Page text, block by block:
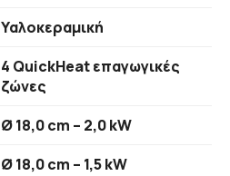
Υαλοκεραμική
4 QuickHeat επαγωγικές
ζώνες
Ø 18,0 cm – 2,0 kW
Ø 18,0 cm – 1,5 kW